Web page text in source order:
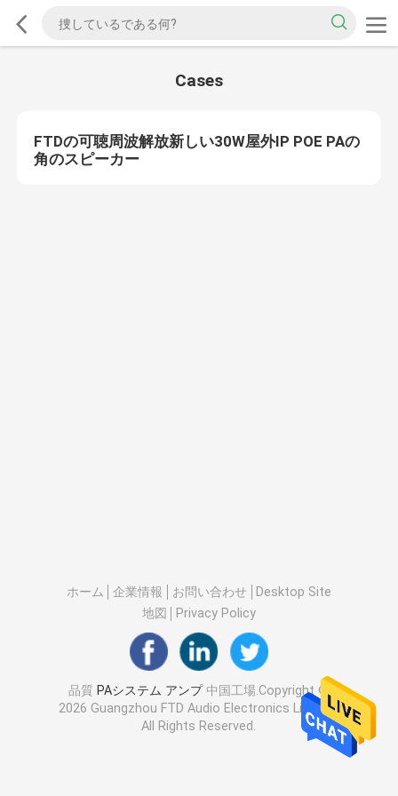
Cases
FTDの可聴周波解放新しい30W屋外IP POE PAの
角のスピーカー
ホーム 企業情報 お問い合わせ
Desktop Site
地図
Privacy Policy
品質 PAシステム アンプ中国工場.Copyright ©
2026 Guangzhou FTD Audio Electronics Limited.
All Rights Reserved.